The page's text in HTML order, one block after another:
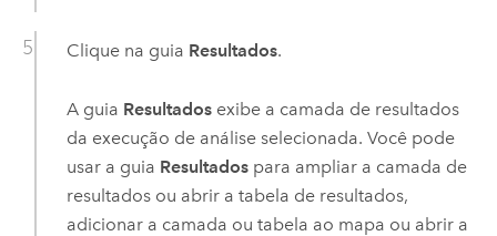
Clique na guia Resultados.
A guia Resultadosexibe a camada de resultados
da execução de análise selecionada. Você pode
usar a guia Resultadospara ampliar a camada de
resultados ou abrir a tabela de resultados,
adicionar a camada ou tabela ao mapa ou abrir a